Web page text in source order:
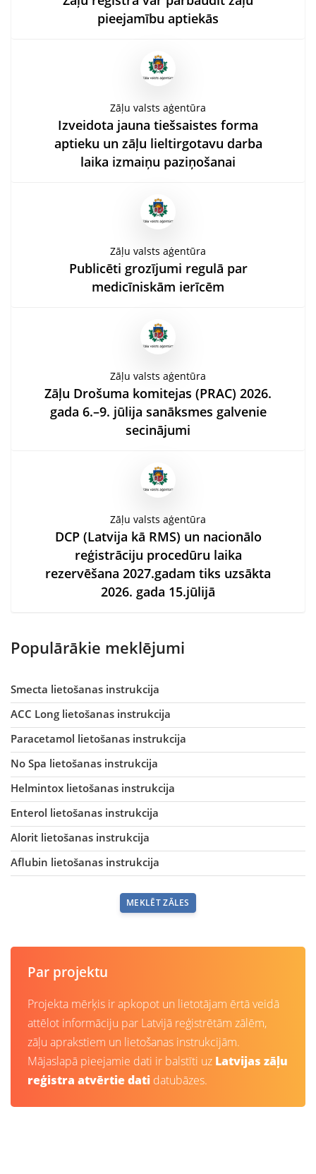
pieejamību aptiekās
Zāļu valsts aģentūra
Izveidota jauna tiešsaistes forma
aptieku un zāļu lieltirgotavu darba
laika izmaiņu paziņošanai
Zāļu valsts aģentūra
Publicēti grozījumi regulā par
medicīniskām ierīcēm
Zāļu valsts aģentūra
Zāļu Drošuma komitejas (PRAC) 2026.
gada 6.–9. jūlija sanāksmes galvenie
secinājumi
Zāļu valsts aģentūra
DCP (Latvija kā RMS) un nacionālo
reģistrāciju procedūru laika
rezervēšana 2027.gadam tiks uzsākta
2026. gada 15.jūlijā
Populārākie meklējumi
Smecta lietošanas instrukcija
ACC Long lietošanas instrukcija
Paracetamol lietošanas instrukcija
No Spa lietošanas instrukcija
Helmintox lietošanas instrukcija
Enterol lietošanas instrukcija
Alorit lietošanas instrukcija
Aflubin lietošanas instrukcija
MEKLĒT ZĀLES
Par projektu
Projekta mērķis ir apkopot un lietotājam ērtā veidā
attēlot informāciju par Latvijā reģistrētām zālēm,
zāļu aprakstiem un lietošanas instrukcijām.
Mājaslapā pieejamie dati ir balstīti uz Latvijas zāļu
reģistra atvērtie dati datubāzes.